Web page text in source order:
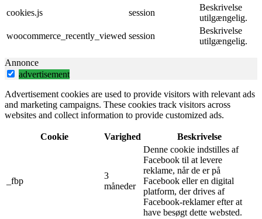
cookies.js
session
Beskrivelse
utilgængelig.
woocommerce_recently_viewed session
Beskrivelse
utilgængelig.
Annonce
advertisement
Advertisement cookies are used to provide visitors with relevant ads
and marketing campaigns. These cookies track visitors across
websites and collect information to provide customized ads.
Cookie Varighed Beskrivelse
_fbp
3
måneder
Denne cookie indstilles af
Facebook til at levere
reklame, når de er på
Facebook eller en digital
platform, der drives af
Facebook-reklamer efter at
have besøgt dette websted.